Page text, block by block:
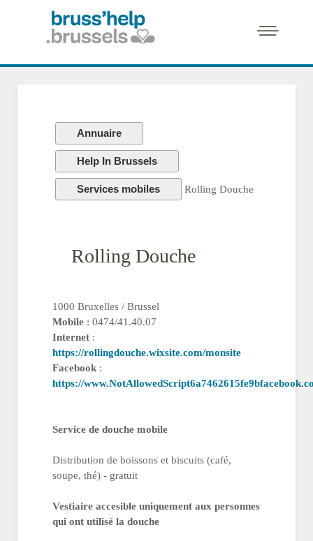
Annuaire
Help In Brussels
Services mobiles Rolling Douche
Rolling Douche
1000 Bruxelles / Brussel
Mobile : 0474/41.40.07
Internet :
https://rollingdouche.wixsite.com/monsite
Facebook :
https://
Service de douche mobile
Distribution de boissons et biscuits (café,
soupe, thé) - gratuit
Vestiaire accesible uniquement aux personnes
qui ont utilisé la douche